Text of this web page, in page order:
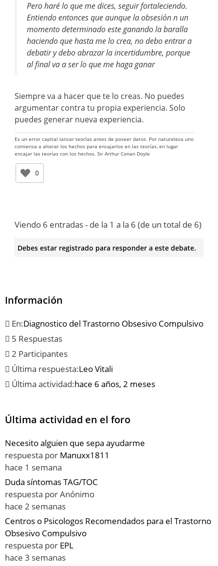
Pero haré lo que me dices, seguir fortaleciendo.
Entiendo entonces que aunque la obsesión n un
momento determinado este ganando la baralla
haciendo que hasta me lo crea, no debo entrar a
debatir y debo abrazar la incertidumbre, porque
al final va a ser lo que me haga ganar
Siempre va a hacer que te lo creas. No puedes
argumentar contra tu propia experiencia. Solo
puedes generar nueva experiencia.
Es un error capital lanzar teorías antes de poseer datos. Por naturaleza uno
comienza a alterar los hechos para encajarlos en las teorías, en lugar
encajar las teorías con los hechos. Sir Arthur Conan Doyle
0
Viendo 6 entradas - de la 1 a la 6 (de un total de 6)
Debes estar registrado para responder a este debate.
Información
En:Diagnostico del Trastorno Obsesivo Compulsivo
5 Respuestas
2 Participantes
Última respuesta:Leo Vitali
Última actividad:hace 6 años, 2 meses
Última actividad en el foro
Necesito alguien que sepa ayudarme
respuesta por Manuxx1811
hace 1 semana
Duda síntomas TAG/TOC
respuesta porAnónimo
hace 2 semanas
Centros o Psicologos Recomendados para el Trastorno
Obsesivo Compulsivo
respuesta por EPL
hace 3 semanas